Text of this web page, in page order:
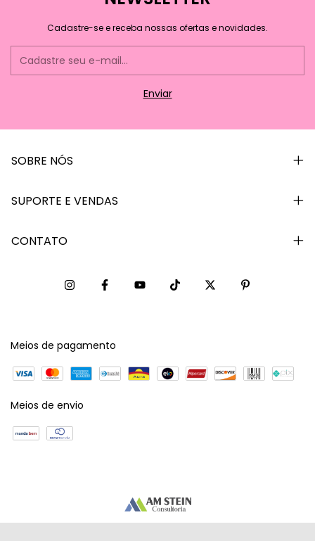
Cadastre-se e receba nossas ofertas e novidades.
SOBRE NÓS
SUPORTE E VENDAS
CONTATO
Meios de pagamento
Meios de envio